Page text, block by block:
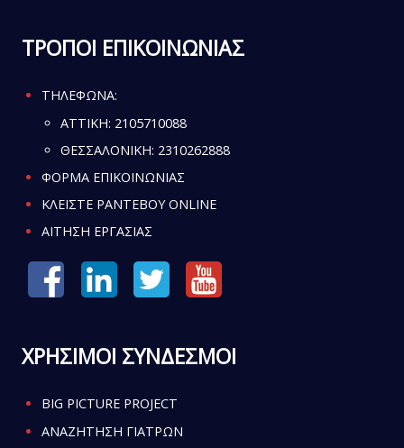
ΤΡΟΠΟΙ ΕΠΙΚΟΙΝΩΝΙΑΣ
ΤΗΛΕΦΩΝΑ:
ATTIKH: 2105710088
ΘΕΣΣΑΛΟΝΙΚΗ: 2310262888
ΦΟΡΜΑ ΕΠΙΚΟΙΝΩΝΙΑΣ
ΚΛΕΙΣΤΕ ΡΑΝΤΕΒΟΥ ONLINE
ΑΙΤΗΣΗ ΕΡΓΑΣΙΑΣ
ΧΡΗΣΙΜΟΙ ΣΥΝΔΕΣΜΟΙ
BIG PICTURE PROJECT
ΑΝΑΖΗΤΗΣΗ ΓΙΑΤΡΩΝ